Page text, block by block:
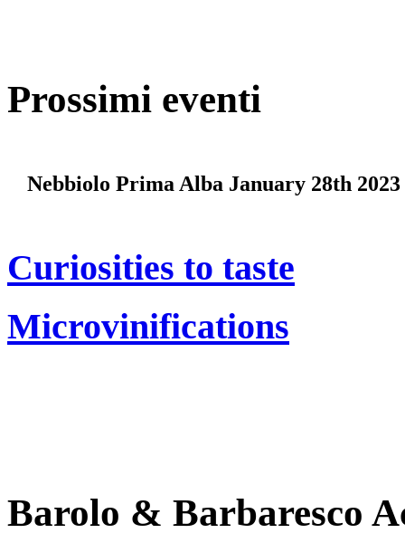
Prossimi eventi
Nebbiolo Prima Alba January 28th 2023
Curiosities to taste
Microvinifications
Barolo & Barbaresco